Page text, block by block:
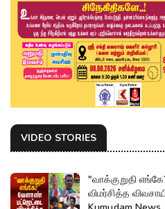
VIDEO STORIES
"வாக்குறுதி
விமர்சித்த